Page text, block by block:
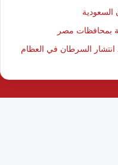
السعودية
بمحافظات مصر
انتشار السرطان في العظام